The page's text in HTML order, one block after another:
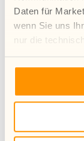
Daten für
wenn Sie uns
nur die
Mehr Infos zur
unserer
Ein Abschied
Juni 2026
April 2026